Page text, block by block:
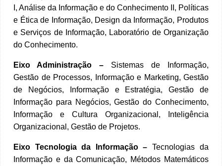
I, Análise da Informação e do Conhecimento II, Políticas
e Ética de Informação, Design da Informação, Produtos
e Serviços de Informação, Laboratório de Organização
do Conhecimento.
Eixo Administração – Sistemas de Informação,
Gestão de Processos, Informação e Marketing, Gestão
de Negócios, Informação e Estratégia, Gestão de
Informação para Negócios, Gestão do Conhecimento,
Informação e Cultura Organizacional, Inteligência
Organizacional, Gestão de Projetos.
Eixo Tecnologia da Informação – Tecnologias da
Informação e da Comunicação, Métodos Matemáticos